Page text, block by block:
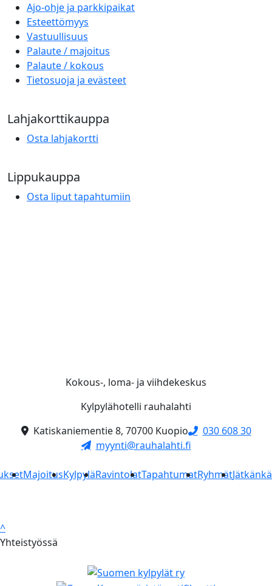
Ajo-ohje ja parkkipaikat
Esteettömyys
Vastuullisuus
Palaute / majoitus
Palaute / kokous
Tietosuoja ja evästeet
Lahjakorttikauppa
Osta lahjakortti
Lippukauppa
Osta liput tapahtumiin
Kokous-, loma- ja viihdekeskus
Kylpylähotelli rauhalahti
Katiskaniementie 8, 70700 Kuopio
030 608 30
myynti@rauhalahti.fi
MajoitusKylpyläRavintolatTapahtumatRyhmät
^
Yhteistyössä